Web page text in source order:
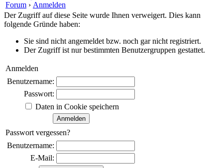
Forum › Anmelden
Der Zugriff auf diese Seite wurde Ihnen verweigert. Dies kann
folgende Gründe haben:
Sie sind nicht angemeldet bzw. noch gar nicht registriert.
Der Zugriff ist nur bestimmten Benutzergruppen gestattet.
Anmelden
Benutzername:
Passwort:
Daten in Cookie speichern
Passwort vergessen?
Benutzername:
E-Mail: